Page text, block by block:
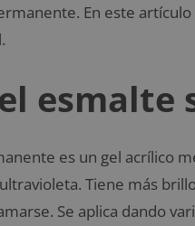
En este
es un gel acrílico
Tiene más
Se aplica dando